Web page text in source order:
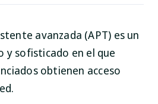
avanzada (APT) es un
y sofisticado en el que
obtienen acceso